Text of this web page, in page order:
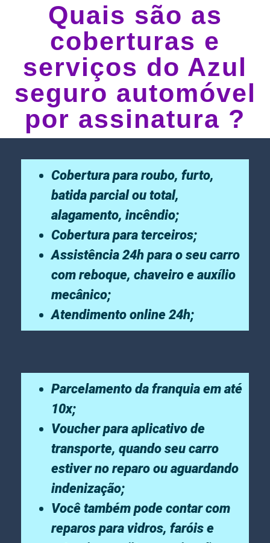
Quais são as
coberturas e
serviços do Azul
seguro automóvel
por assinatura ?
Cobertura para roubo, furto,
batida parcial ou total,
alagamento, incêndio;
Cobertura para terceiros;
Assistência 24h para o seu carro
com reboque, chaveiro e auxílio
mecânico;
Atendimento online 24h;
Parcelamento da franquia em até
10x;
Voucher para aplicativo de
transporte, quando seu carro
estiver no reparo ou aguardando
indenização;
Você também pode contar com
reparos para vidros, faróis e